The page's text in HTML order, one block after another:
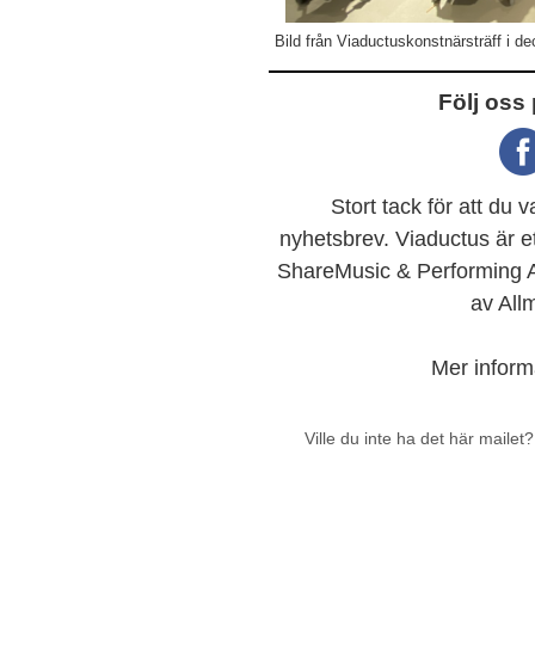
Bild från Viaductuskonstnärsträff i
Följ oss
Stort tack för att du
nyhetsbrev. Viaductus är
ShareMusic & Performing
av
Mer
Ville du inte ha det här